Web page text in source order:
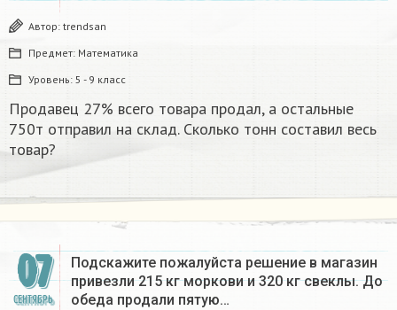
Автор: trendsan
Предмет: Математика
Уровень: 5 - 9 класс
Продавец 27% всего товара продал, а остальные
750т отправил на склад. Сколько тонн составил весь
товар?
07
СЕНТЯБРЬ
Подскажите пожалуйста решение в магазин
привезли 215 кг моркови и 320 кг свеклы. До
обеда продали пятую…